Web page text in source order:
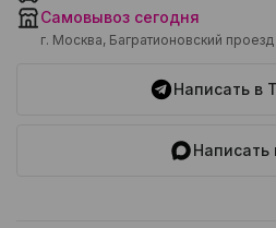
Самовывоз сегодня
г. Москва, Багратионовский
Написать в
Написать